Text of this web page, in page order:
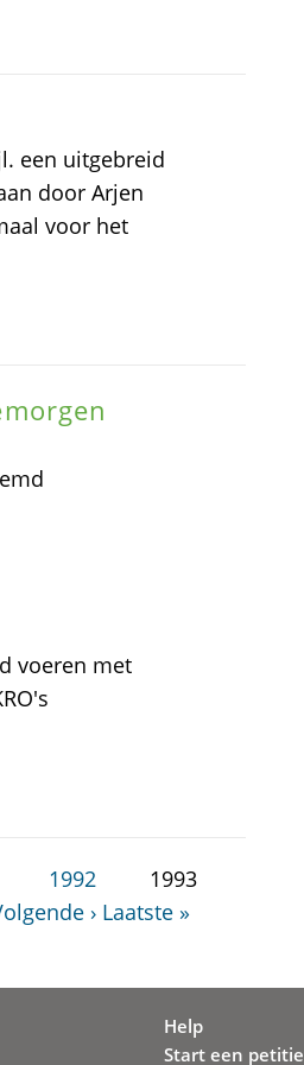
een uitgebreid
door Arjen
voor het
voeren met
1992
1993
› Laatste »
Help
Start een petitie